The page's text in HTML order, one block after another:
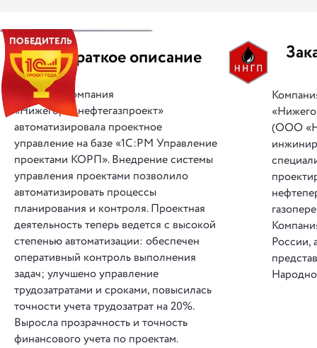
|| Краткое описание
Компания
«Нижегороднефтегазпроект»
автоматизировала проектное
управление на базе «1С:PM Управление
проектами КОРП». Внедрение системы
управления проектами позволило
автоматизировать процессы
планирования и контроля. Проектная
деятельность теперь ведется с высокой
степенью автоматизации: обеспечен
оперативный контроль выполнения
задач; улучшено управление
трудозатратами и сроками, повысилась
точности учета трудозатрат на 20%.
Выросла прозрачность и точность
финансового учета по проектам.
(ООО
России,